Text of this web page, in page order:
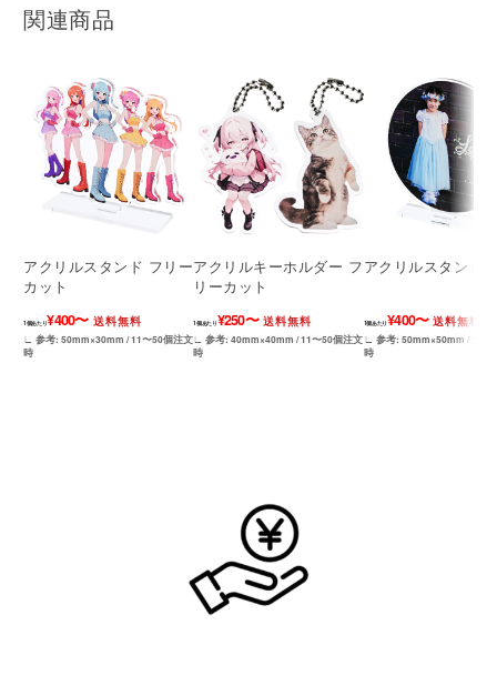
関連商品
アクリルスタンド フリー
カット
1個あたり¥400〜 送料無料
∟ 参考: 50mm×30mm / 11〜50個注文
時
アクリルキーホルダー フ
リーカット
1個あたり¥250〜 送料無料
∟ 参考: 40mm×40mm / 11〜50個注文
時
アクリルスタンド
1個あたり¥400〜 送料無料
∟ 参考: 50mm×50mm / 11〜
時